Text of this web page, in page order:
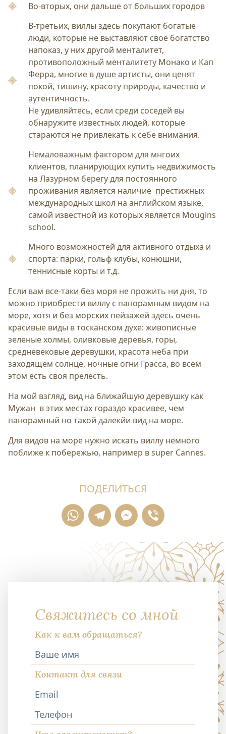
Во-вторых, они дальше от больших городов
В-третьих, виллы здесь покупают богатые
люди, которые не выставляют своё богатство
напоказ, у них другой менталитет,
противоположный менталитету Монако и Кап
Ферра, многие в душе артисты, они ценят
покой, тишину, красоту природы, качество и
аутентичность.
Не удивляйтесь, если среди соседей вы
обнаружите известных людей, которые
стараются не привлекать к себе внимания.
Немаловажным фактором для мнгоих
клиентов, планирующих купить недвижимость
на Лазурном берегу для постоянного
проживания является наличие престижных
международных школ на английском языке,
самой известной из которых является Mougins
school.
Много возможностей для активного отдыха и
спорта: парки, гольф клубы, конюшни,
теннисные корты и т.д.
Если вам все-таки без моря не прожить ни дня, то
можно приобрести виллу с панорамным видом на
море, хотя и без морских пейзажей здесь очень
красивые виды в тосканском духе: живописные
зеленые холмы, оливковые деревья, горы,
средневековые деревушки, красота неба при
заходящем солнце, ночные огни Грасса, во всём
этом есть своя прелесть.
На мой взгляд, вид на ближайшую деревушку как
Мужан в этих местах гораздо красивее, чем
панорамный но такой далекйи вид на море.
Для видов на море нужно искать виллу немного
поближе к побережью, например в super Cannes.
ПОДЕЛИТЬСЯ
WhatsApp
Telegram
Messenger
Свяжитесь со мной
Как к вам обращаться?
Контакт для связи
Телефон